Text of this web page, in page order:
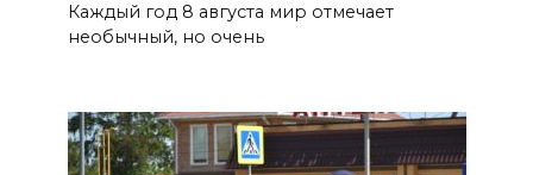
Каждый год 8 августа мир отмечает
необычный, но очень